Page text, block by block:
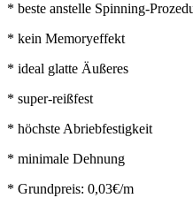
* beste anstelle Spinning-
* kein Memoryeffekt
* ideal glatte Äußeres
* super-reißfest
* höchste Abriebfestigkeit
* minimale Dehnung
* Grundpreis: 0,03€/m